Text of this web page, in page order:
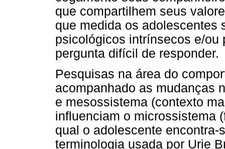
que compartilhem seus
que medida os adolescentes
psicológicos intrínsecos e/ou
pergunta difícil de responder.
Pesquisas na área do
acompanhado as mudanças
e mesossistema (contexto
influenciam o microssistema
qual o adolescente
terminologia usada por Urie